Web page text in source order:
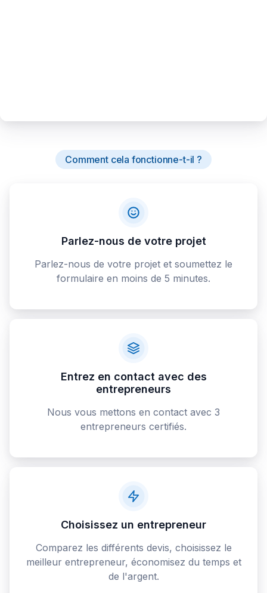
Comment cela fonctionne-t-il ?
Parlez-nous de votre projet
Parlez-nous de votre projet et soumettez le
formulaire en moins de 5 minutes.
Entrez en contact avec des
entrepreneurs
Nous vous mettons en contact avec 3
entrepreneurs certifiés.
Choisissez un entrepreneur
Comparez les différents devis, choisissez le
meilleur entrepreneur, économisez du temps et
de l'argent.